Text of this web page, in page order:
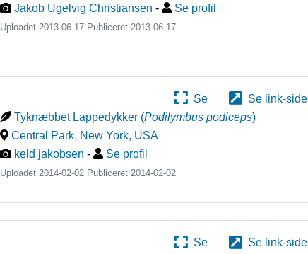
Jakob Ugelvig Christiansen - Se profil
Uploadet 2013-06-17 Publiceret2013-06-17
Se
Se link-side
Tyknæbbet Lappedykker (Podilymbus podiceps)
Central Park, New York, USA
keld jakobsen - Se profil
Uploadet 2014-02-02 Publiceret2014-02-02
Se
Se link-side